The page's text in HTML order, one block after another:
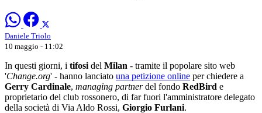
Daniele Triolo
10 maggio - 11:02
In questi giorni, i tifosi del Milan - tramite il popolare sito web
'Change.org' - hanno lanciato una petizione online per chiedere a
Gerry Cardinale, managing partnerdel fondo RedBird e
proprietario del club rossonero, di far fuori l'amministratore delegato
della società di Via Aldo Rossi, Giorgio Furlani.